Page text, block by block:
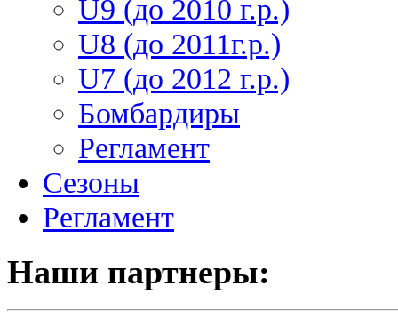
U9 (до 2010 г.р.)
U8 (до 2011г.р.)
U7 (до 2012 г.р.)
Бомбардиры
Регламент
Сезоны
Регламент
Наши партнеры: